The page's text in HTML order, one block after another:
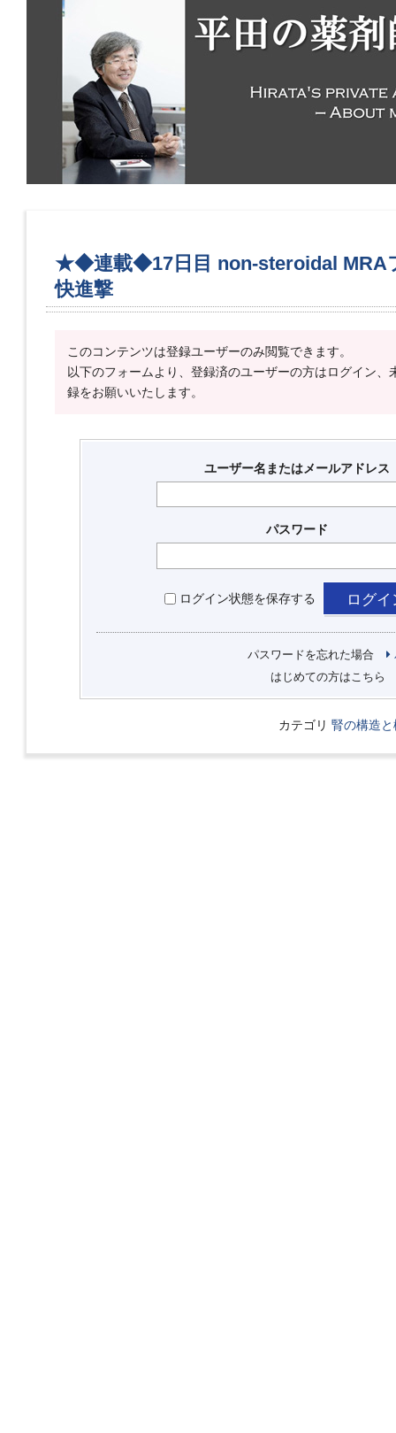
★◆連載◆17日目 non-steroidal MRA
快進撃
このコンテンツは登録ユーザーのみ閲覧できます。
以下のフォームより、登録済のユーザーの方はログイン、
録をお願いいたします。
ユーザー名またはメールアドレス
パスワード
ログイン状態を保存する
パスワードを忘れた場合
はじめての方はこちら
カテゴリ 腎の構造